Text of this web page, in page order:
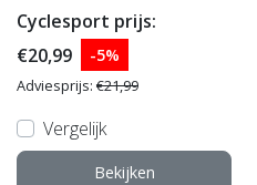
Cyclesport prijs:
€20,99
-5%
Adviesprijs: €21,99
Vergelijk
Bekijken